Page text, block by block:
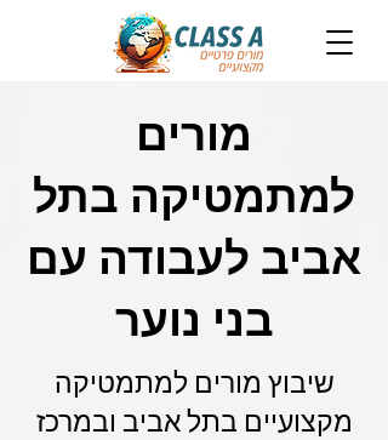
מורים
למתמטיקה בתל
אביב לעבודה עם
בני נוער
שיבוץ מורים למתמטיקה
מקצועיים בתל אביב ובמרכז